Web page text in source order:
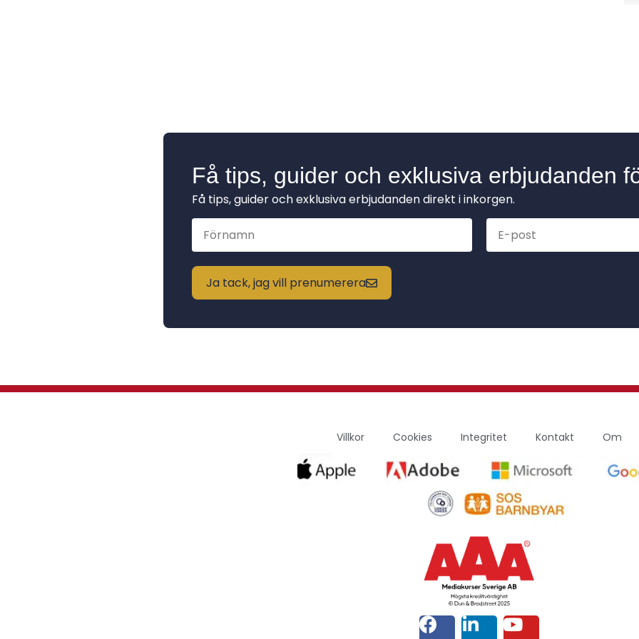
Få tips, guider och exklusiva erbjudanden
Få tips, guider och exklusiva erbjudanden direkt i inkorgen.
Ja tack, jag vill prenumerera
Villkor Cookies Integritet Kontakt Om